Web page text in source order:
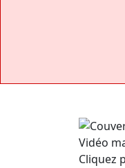
Vidéo
Cliquez